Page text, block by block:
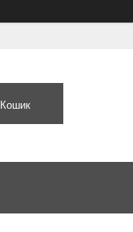
Кошик